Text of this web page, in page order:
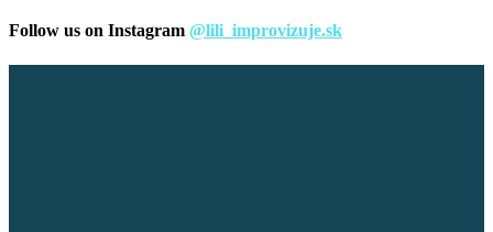
Follow us on Instagram @lili_improvizuje.sk